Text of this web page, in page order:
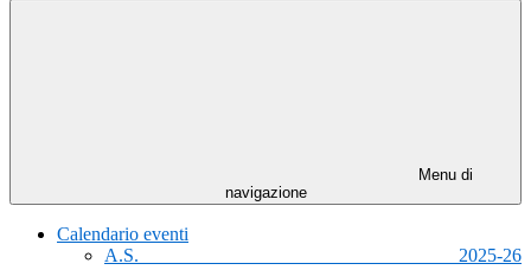
Menu di
navigazione
Calendario eventi
A.S. 2025-26